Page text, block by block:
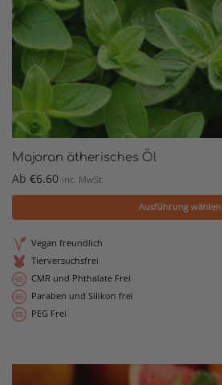
Majoran ätherisches Öl
Ab €6.60 inc. MwSt
Ausführung wählen
Vegan freundlich
Tierversuchsfrei
CMR und Phthalate Frei
Paraben und Silikon frei
PEG Frei